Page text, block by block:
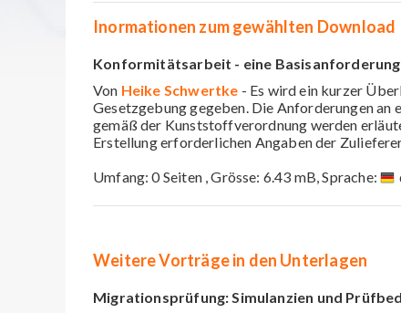
Inormationen zum gewählten Download
Konformitätsarbeit - eine
Von Heike Schwertke - Es wird ein kurzer
Gesetzgebung gegeben. Die Anforderungen
gemäß der Kunststoffverordnung werden
Erstellung erforderlichen Angaben der
Umfang: 0 Seiten , Grösse: 6.43 mB, Sprache:
Weitere Vorträge in den Unterlagen
Migrationsprüfung: Simulanzien und